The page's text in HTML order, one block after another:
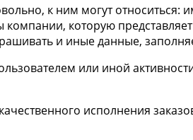
к ним могут относиться:
которую
и иные данные,
или иной
исполнения